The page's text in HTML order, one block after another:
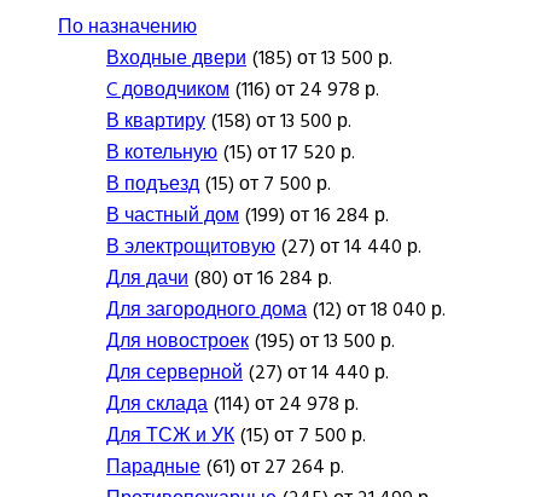
По назначению
Входные двери(185) от 13 500 р.
C доводчиком(116) от 24 978 р.
В квартиру(158) от 13 500 р.
В котельную(15) от 17 520 р.
В подъезд(15) от 7 500 р.
В частный дом(199) от 16 284 р.
В электрощитовую(27) от 14 440 р.
Для дачи(80) от 16 284 р.
Для загородного дома(12) от 18 040 р.
Для новостроек(195) от 13 500 р.
Для серверной(27) от 14 440 р.
Для склада(114) от 24 978 р.
Для ТСЖ и УК(15) от 7 500 р.
Парадные(61) от 27 264 р.